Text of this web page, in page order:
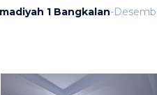
1 Bangkalan-